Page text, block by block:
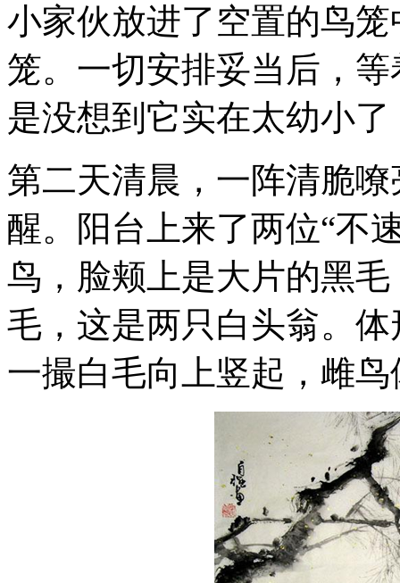
小家伙放进了空置的鸟
笼。一切安排妥当后，
是没想到它实在太幼小
第二天清晨，一阵清脆
醒。阳台上来了两位“不
鸟，脸颊上是大片的黑
毛，这是两只白头翁。
一撮白毛向上竖起，雌